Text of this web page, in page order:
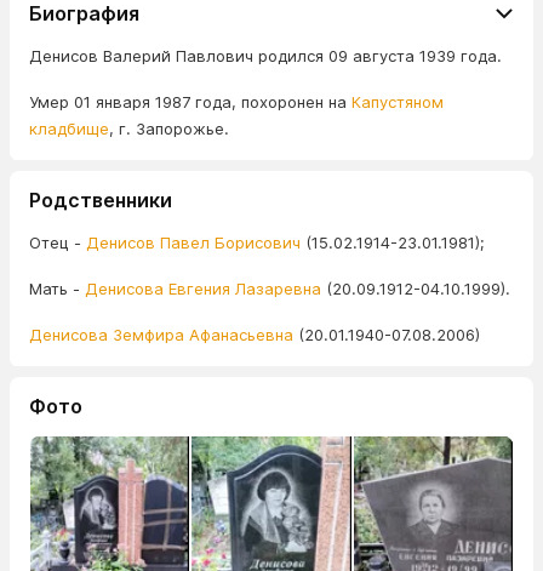
Биография
Денисов Валерий Павлович родился 09 августа 1939 года.
Умер 01 января 1987 года, похоронен на Капустяном
кладбище, г. Запорожье.
Родственники
Отец - Денисов Павел Борисович (15.02.1914-23.01.1981);
Мать - Денисова Евгения Лазаревна (20.09.1912-04.10.1999).
Денисова Земфира Афанасьевна (20.01.1940-07.08.2006)
Фото